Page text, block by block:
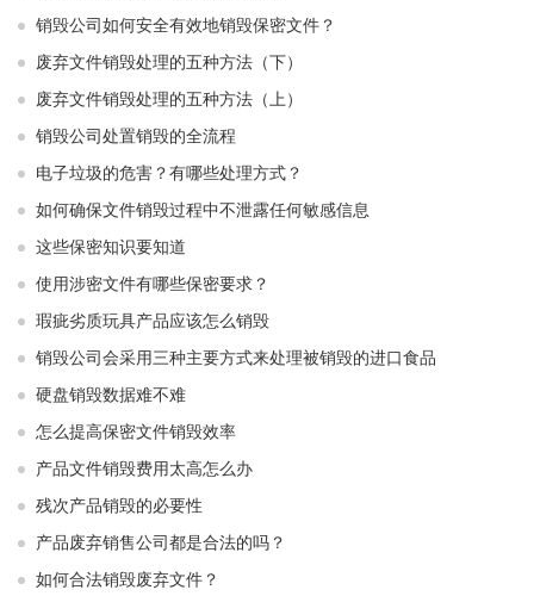
销毁公司如何安全有效地销毁保密文件？
废弃文件销毁处理的五种方法（下）
废弃文件销毁处理的五种方法（上）
销毁公司处置销毁的全流程
电子垃圾的危害？有哪些处理方式？
如何确保文件销毁过程中不泄露任何敏感信息
这些保密知识要知道
使用涉密文件有哪些保密要求？
瑕疵劣质玩具产品应该怎么销毁
销毁公司会采用三种主要方式来处理被销毁的进口食品
硬盘销毁数据难不难
怎么提高保密文件销毁效率
产品文件销毁费用太高怎么办
残次产品销毁的必要性
产品废弃销售公司都是合法的吗？
如何合法销毁废弃文件？